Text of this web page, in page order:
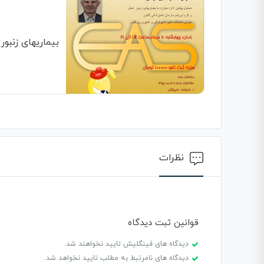
بیماریهای
نظرات
قوانین ثبت دیدگاه
دیدگاه های فینگلیش تایید نخواهند شد.
دیدگاه های نامرتبط به مطلب تایید نخواهد شد.